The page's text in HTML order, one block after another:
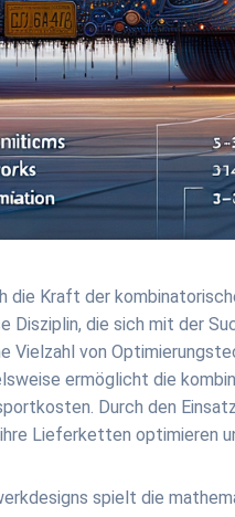
die Kraft der
Disziplin, die sich mit der
Vielzahl von
ermöglicht die
Durch den
Lieferketten optimieren
spielt die